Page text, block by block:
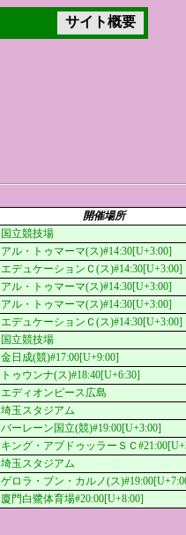
サイト概要
開催場所
国立競技場
アル・トゥマーマ(ス)#14:30[U+3:00]
エデュケーションＣ(ス)#14:30[U+3:00]
アル・トゥマーマ(ス)#14:30[U+3:00]
アル・トゥマーマ(ス)#14:30[U+3:00]
エデュケーションＣ(ス)#14:30[U+3:00]
国立競技場
金日成(競)#17:00[U+9:00]
トゥウンナ(ス)#18:40[U+6:30]
エディオンピース広島
埼玉スタジアム
バーレーン国立(競)#19:00[U+3:00]
キング・アブドゥッラーＳＣ
埼玉スタジアム
ゲロラ・ブン・カルノ(ス
廈門白鷺体育場#20:00[U+8:00]